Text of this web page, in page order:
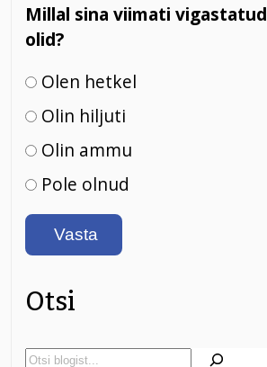
Millal sina viimati vigastatud
olid?
Olen hetkel
Olin hiljuti
Olin ammu
Pole olnud
Otsi